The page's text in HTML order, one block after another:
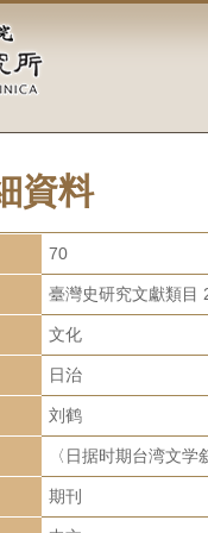
資料
70
臺灣史研究文獻類目
文化
日治
刘鹤
〈日据时期台湾文
期刊